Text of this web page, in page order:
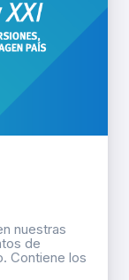
nuestras
de
Contiene los